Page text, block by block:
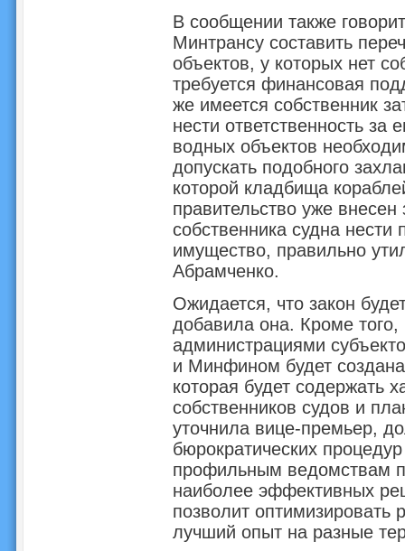
В сообщении также
Минтрансу составить
объектов, у которых нет
требуется финансовая
же имеется собственник
нести ответственность за
водных объектов
допускать подобного
которой кладбища
правительство уже внесен
собственника судна нести
имущество, правильно
Абрамченко.
Ожидается, что закон
добавила она. Кроме
администрациями
и Минфином будет
которая будет содержать
собственников судов и
уточнила вице-премьер,
бюрократических
профильным ведомствам
наиболее эффективных
позволит оптимизировать
лучший опыт на разные